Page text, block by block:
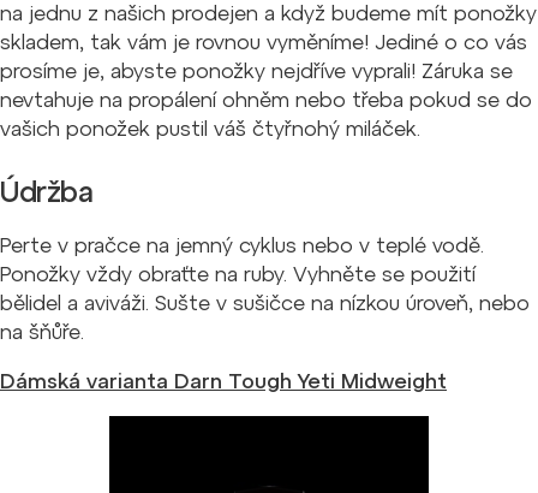
na jednu z našich prodejen a když budeme mít ponožky
skladem, tak vám je rovnou vyměníme! Jediné o co vás
prosíme je, abyste ponožky nejdříve vyprali! Záruka se
nevtahuje na propálení ohněm nebo třeba pokud se do
vašich ponožek pustil váš čtyřnohý miláček.
Údržba
Perte v pračce na jemný cyklus nebo v teplé vodě.
Ponožky vždy obraťte na ruby. Vyhněte se použití
bělidel a aviváži. Sušte v sušičce na nízkou úroveň, nebo
na šňůře.
Dámská varianta Darn Tough Yeti Midweight